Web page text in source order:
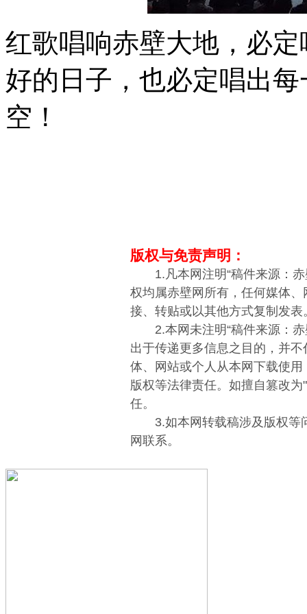
红歌唱响赤壁大地，必
好的日子，也必定唱出
空！
版权与免责声明：
1.凡本网注明“稿件来源：赤
权均属赤壁网所有，任何媒体
接、转贴或以其他方式复制发表
2.本网未注明“稿件来源：赤
出于传递更多信息之目的，并
体、网站或个人从本网下载使用
版权等法律责任。如擅自篡改
任。
3.如本网转载稿涉及版权等
网联系。